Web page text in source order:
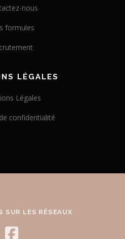
nous
formules
LÉGALES
Légales
confidentialité
SUR LES RÉSEAUX